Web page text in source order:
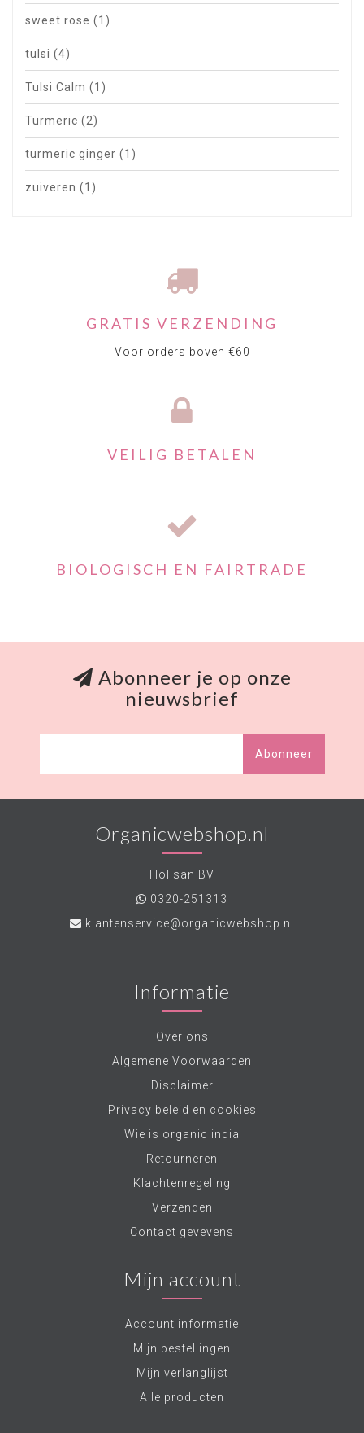
sweet rose (1)
tulsi (4)
Tulsi Calm (1)
Turmeric (2)
turmeric ginger (1)
zuiveren (1)
GRATIS VERZENDING
Voor orders boven €60
VEILIG BETALEN
BIOLOGISCH EN FAIRTRADE
Abonneer je op onze
nieuwsbrief
Abonneer
Organicwebshop.nl
Holisan BV
0320-251313
klantenservice@organicwebshop.nl
Informatie
Over ons
Algemene Voorwaarden
Disclaimer
Privacy beleid en cookies
Wie is organic india
Retourneren
Klachtenregeling
Verzenden
Contact gevevens
Mijn account
Account informatie
Mijn bestellingen
Mijn verlanglijst
Alle producten